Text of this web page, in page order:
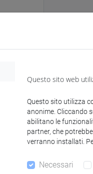
2025
Questo sito web
Questo sito utilizza
anonime. Cliccando
abilitano le
partner, che
verranno installati.
Necessari